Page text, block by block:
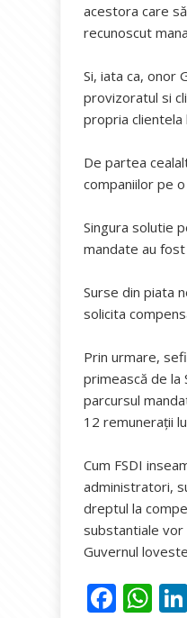
acestora care
recunoscut
Si, iata ca, onor
provizoratul si
propria
De partea
companiilor pe
Singura solutie
mandate au
Surse din piata
solicita
Prin urmare,
primească de
parcursul
12 remunerații
Cum FSDI
administratori,
dreptul la
substantiale vor
Guvernul
F W